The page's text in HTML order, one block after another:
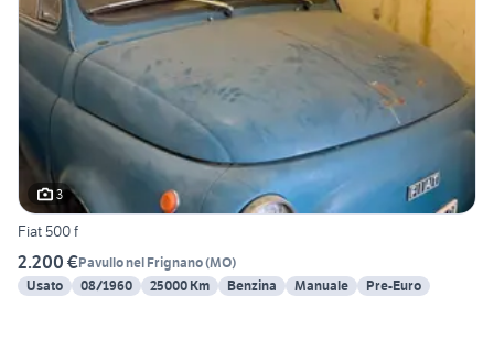
3
Fiat 500 f
2.200 €Pavullo nel Frignano(MO)
Usato
08/1960 25000 Km Benzina Manuale Pre-Euro